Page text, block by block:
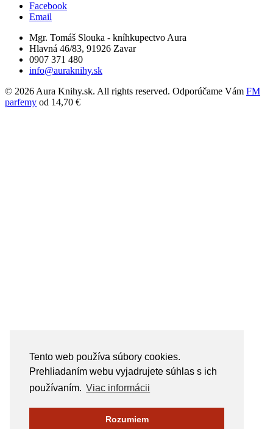
Tento web používa súbory cookies.
Prehliadaním webu vyjadrujete súhlas s ich
používaním. Viac informácii
Rozumiem
Facebook
Email
Mgr. Tomáš Slouka - kníhkupectvo Aura
Hlavná 46/83, 91926 Zavar
0907 371 480
info@auraknihy.sk
© 2026 Aura Knihy.sk. All rights reserved. Odporúčame Vám FM
parfemy od 14,70 €